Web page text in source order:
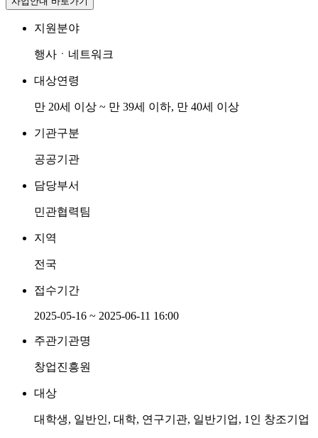
지원분야
행사ㆍ네트워크
대상연령
만 20세 이상 ~ 만 39세 이하, 만 40세 이상
기관구분
공공기관
담당부서
민관협력팀
지역
전국
접수기간
2025-05-16 ~ 2025-06-11 16:00
주관기관명
창업진흥원
대상
대학생, 일반인, 대학, 연구기관, 일반기업, 1인 창조기업